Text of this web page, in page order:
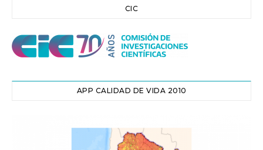
CIC
APP CALIDAD DE VIDA 2010